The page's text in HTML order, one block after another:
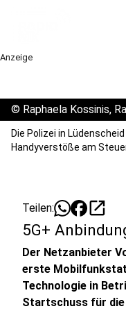
Anzeige
© Raphaela Kossinis,
Die Polizei in
Handyverstöße am
Teilen: open_in_new
5G+
Der Netzanbieter
erste
Technologie in
Startschuss für